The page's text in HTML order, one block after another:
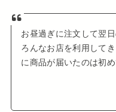
お昼過ぎに注文して翌
ろんなお店を利用して
に商品が届いたのは初